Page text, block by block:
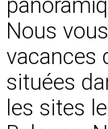
Nous
vacances
situées
les sites